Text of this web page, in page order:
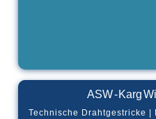
ASW - Karg
Technische Drahtgestricke